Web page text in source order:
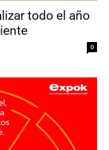
todo el año
0